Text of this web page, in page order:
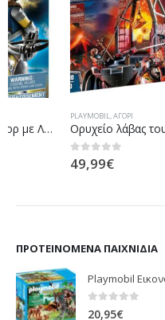
ΑΓΌΡΙ
Ορυχείο λάβας του Μπέρναμ
ΠΡΟΤΕΙΝΌΜΕΝΑ ΠΑΙΧΝΊΔΙΑ
0 out of 5
20,95€